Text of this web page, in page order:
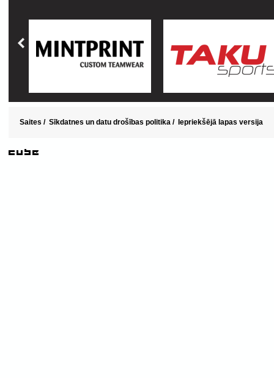
Saites / Sīkdatnes un datu drošības politika / Iepriekšējā lapas versija